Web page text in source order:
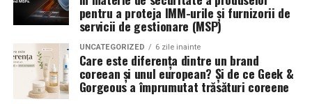
importantă a momentelor speciale din Maramureș,
combinând experiența organizatorică cu capacitatea de
a transforma fiecare eveniment într-o amintire
deosebită pentru participanți.
accentua liniile caroseriei si poate oferi un look
echilibrat, in timp ce o alegere gresita poate strica
proportiile, chiar daca restul masinii este bine realizat.
Anvelopele ca element vizual la show-uri auto
pentru a proteja IMM-urile și furnizorii de
servicii de gestionare (MSP)
UNCATEGORIZED 6 zile inainte
Care este diferența dintre un brand
coreean și unul european? Și de ce Geek &
Gorgeous a împrumutat trăsături coreene